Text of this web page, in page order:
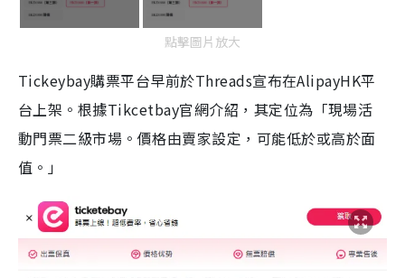
點擊圖片放大
Tickeybay購票平台早前於Threads宣布在AlipayHK平
台上架。根據Tikcetbay官網介紹，其定位為「現場活
動門票二級市場。價格由賣家設定，可能低於或高於面
值。」